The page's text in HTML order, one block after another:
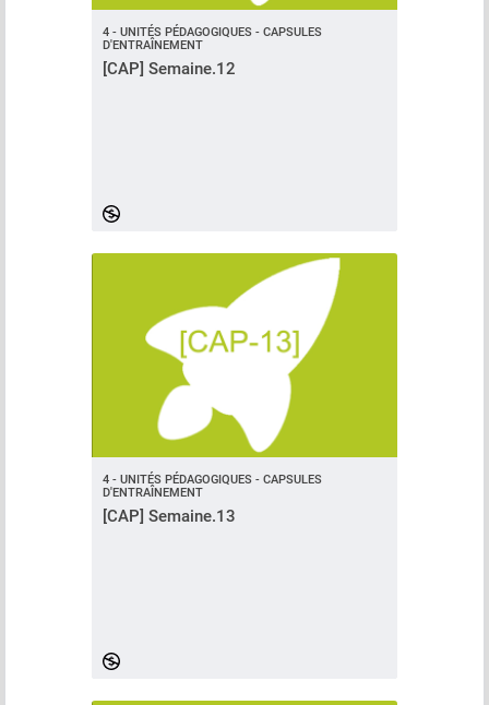
4 - UNITÉS PÉDAGOGIQUES - CAPSULES
D'ENTRAÎNEMENT
[CAP] Semaine.12
4 - UNITÉS PÉDAGOGIQUES - CAPSULES
D'ENTRAÎNEMENT
[CAP] Semaine.13